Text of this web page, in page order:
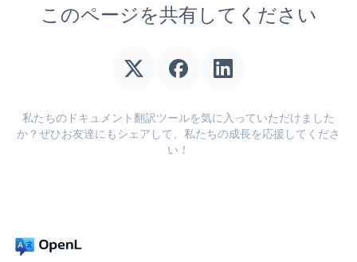
このページを共有してください
私たちのドキュメント翻訳ツールを気に入っていただけました
か？ぜひお友達にもシェアして、私たちの成長を応援してくださ
い！